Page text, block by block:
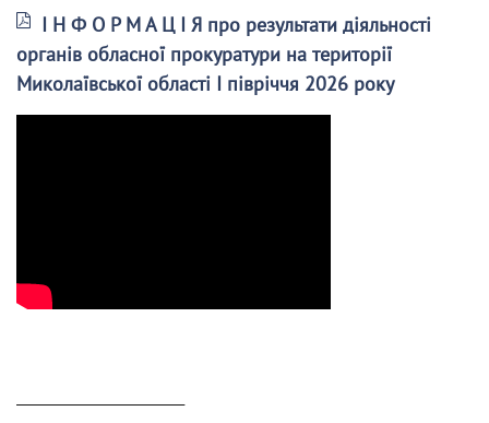
І Н Ф О Р М А Ц І Я про результати діяльності
органів обласної прокуратури на території
Миколаївської області І півріччя 2026 року